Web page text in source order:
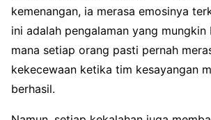
kemenangan, ia merasa emosinya
ini adalah pengalaman yang
mana setiap orang pasti pernah
kekecewaan ketika tim kesayangan
berhasil.